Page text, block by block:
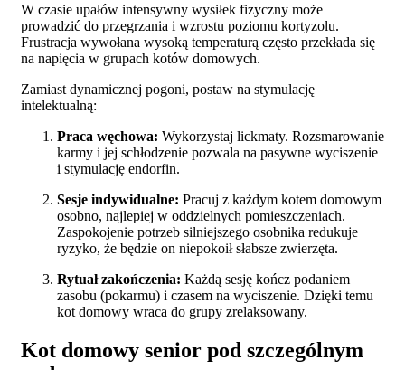
W czasie upałów intensywny wysiłek fizyczny może
prowadzić do przegrzania i wzrostu poziomu kortyzolu.
Frustracja wywołana wysoką temperaturą często przekłada się
na napięcia w grupach kotów domowych.
Zamiast dynamicznej pogoni, postaw na stymulację
intelektualną:
Praca węchowa: Wykorzystaj lickmaty. Rozsmarowanie
karmy i jej schłodzenie pozwala na pasywne wyciszenie
i stymulację endorfin.
Sesje indywidualne: Pracuj z każdym kotem domowym
osobno, najlepiej w oddzielnych pomieszczeniach.
Zaspokojenie potrzeb silniejszego osobnika redukuje
ryzyko, że będzie on niepokoił słabsze zwierzęta.
Rytuał zakończenia: Każdą sesję kończ podaniem
zasobu (pokarmu) i czasem na wyciszenie. Dzięki temu
kot domowy wraca do grupy zrelaksowany.
Kot domowy senior pod szczególnym